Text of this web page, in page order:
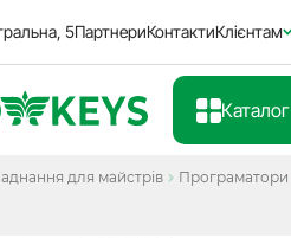
5ПартнериКонтактиКлієнтам
Каталог
для майстрів Програматори